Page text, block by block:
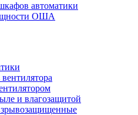
автоматики
ОША
и влагозащитой